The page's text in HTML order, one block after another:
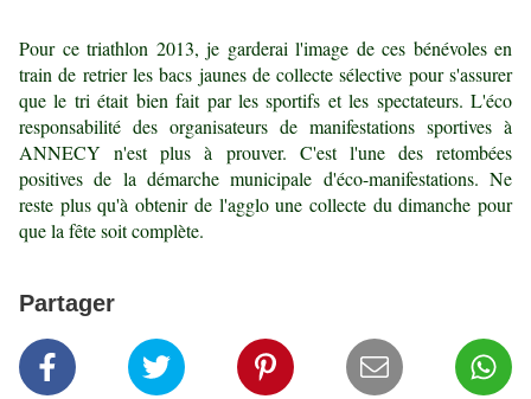
Pour ce triathlon 2013, je garderai l'image de ces bénévoles en
train de retrier les bacs jaunes de collecte sélective pour s'assurer
que le tri était bien fait par les sportifs et les spectateurs. L'éco
responsabilité des organisateurs de manifestations sportives à
ANNECY n'est plus à prouver. C'est l'une des retombées
positives de la démarche municipale d'éco-manifestations. Ne
reste plus qu'à obtenir de l'agglo une collecte du dimanche pour
que la fête soit complète.
Partager